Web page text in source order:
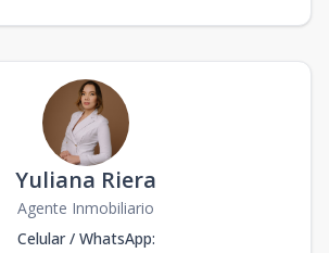
Yuliana Riera
Agente Inmobiliario
Celular / WhatsApp: